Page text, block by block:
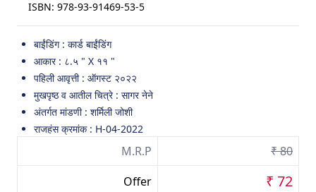
ISBN: 978-93-91469-53-5
बाईंडिंग : कार्ड बाईंडिंग
आकार : ८.५ " X ११ "
पहिली आवृत्ती : ऑगस्ट २०२२
मुखपृष्ठ व आतील चित्रे : सागर नेने
अंतर्गत मांडणी : शर्मिली जोशी
राजहंस क्रमांक : H-04-2022
M.R.P
₹ 80
Offer
₹ 72